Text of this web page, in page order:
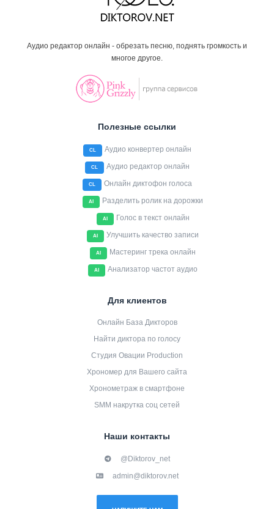
Аудио редактор онлайн - обрезать песню, поднять громкость и
многое другое.
Полезные ссылки
CL Аудио конвертер онлайн
CL Аудио редактор онлайн
CL Онлайн диктофон голоса
AI Разделить ролик на дорожки
AI Голос в текст онлайн
AI Улучшить качество записи
AI Мастеринг трека онлайн
AI Анализатор частот аудио
Для клиентов
Онлайн База Дикторов
Найти диктора по голосу
Студия Овации Production
Хрономер для Вашего сайта
Хронометраж в смартфоне
SMM накрутка соц сетей
Наши контакты
@Diktorov_net
admin@diktorov.net